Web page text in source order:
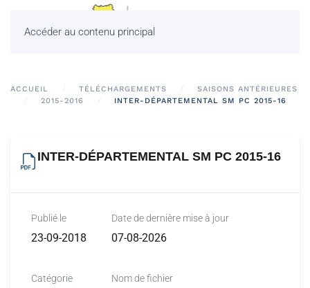
Accéder au contenu principal
ACCUEIL TÉLÉCHARGEMENTS
SAISONS ANTÉRIEURES
2015-2016
INTER-DÉPARTEMENTAL SM PC 2015-16
INTER-DÉPARTEMENTAL SM PC 2015-16
Publié le
23-09-2018
Date de dernière mise à jour
07-08-2026
Catégorie Nom de fichier